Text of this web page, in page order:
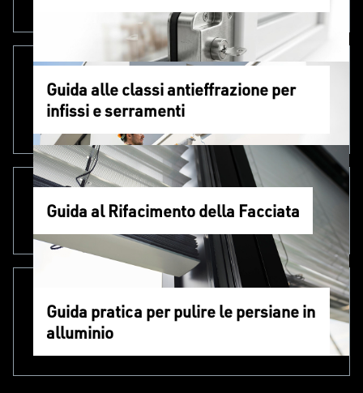
Guida alle classi antieffrazione per
infissi e serramenti
Guida al Rifacimento della Facciata
Guida pratica per pulire le persiane in
alluminio